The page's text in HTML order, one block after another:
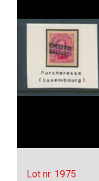
Lot nr. 1975